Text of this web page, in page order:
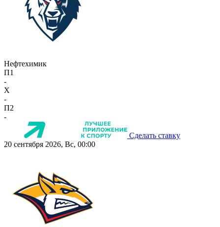
Нефтехимик
П1
-
X
-
П2
-
Сделать ставку
20 сентября 2026, Вс, 00:00